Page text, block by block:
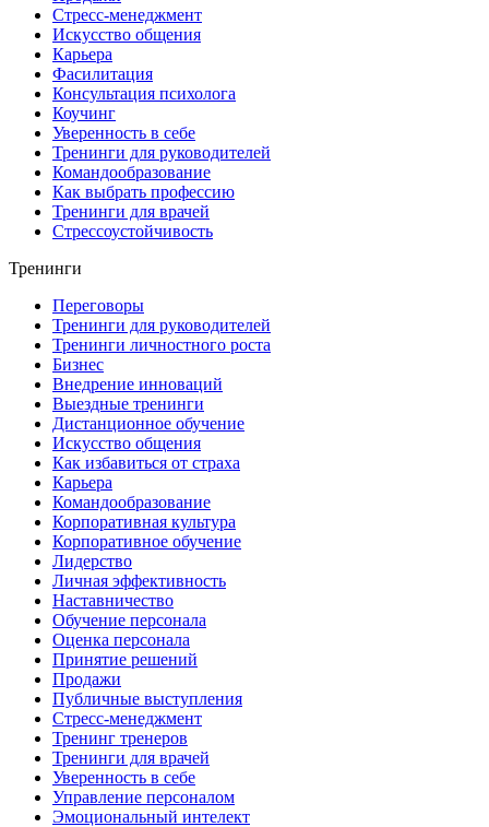
Стресс-менеджмент
Искусство общения
Карьера
Фасилитация
Консультация психолога
Коучинг
Уверенность в себе
Тренинги для руководителей
Командообразование
Как выбрать профессию
Тренинги для врачей
Стрессоустойчивость
Тренинги
Переговоры
Тренинги для руководителей
Тренинги личностного роста
Бизнес
Внедрение инноваций
Выездные тренинги
Дистанционное обучение
Искусство общения
Как избавиться от страха
Карьера
Командообразование
Корпоративная культура
Корпоративное обучение
Лидерство
Личная эффективность
Наставничество
Обучение персонала
Оценка персонала
Принятие решений
Продажи
Публичные выступления
Стресс-менеджмент
Тренинг тренеров
Тренинги для врачей
Уверенность в себе
Управление персоналом
Эмоциональный интелект